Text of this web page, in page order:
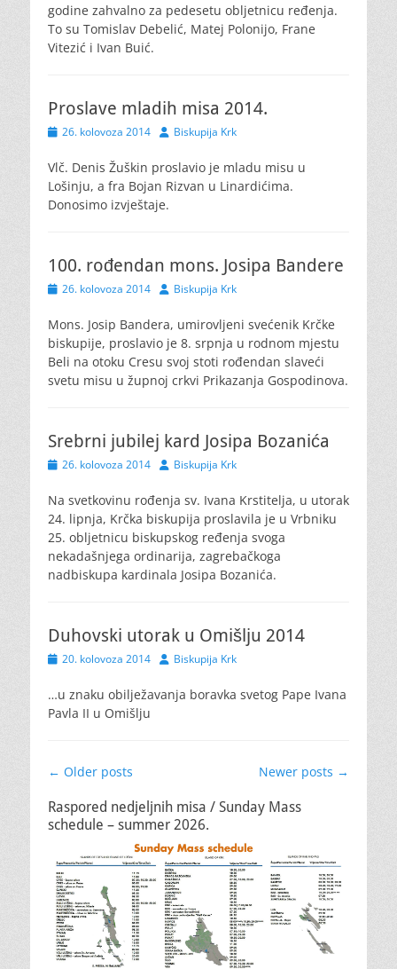
godine zahvalno za pedesetu obljetnicu ređenja.
To su Tomislav Debelić, Matej Polonijo, Frane
Vitezić i Ivan Buić.
Proslave mladih misa 2014.
Posted26. kolovoza 2014 AuthorBiskupija Krk
Vlč. Denis Žuškin proslavio je mladu misu u
Lošinju, a fra Bojan Rizvan u Linardićima.
Donosimo izvještaje.
100. rođendan mons. Josipa Bandere
Posted26. kolovoza 2014 AuthorBiskupija Krk
Mons. Josip Bandera, umirovljeni svećenik Krčke
biskupije, proslavio je 8. srpnja u rodnom mjestu
Beli na otoku Cresu svoj stoti rođendan slaveći
svetu misu u župnoj crkvi Prikazanja Gospodinova.
Srebrni jubilej kard Josipa Bozanića
Posted26. kolovoza 2014 AuthorBiskupija Krk
Na svetkovinu rođenja sv. Ivana Krstitelja, u utorak
24. lipnja, Krčka biskupija proslavila je u Vrbniku
25. obljetnicu biskupskog ređenja svoga
nekadašnjega ordinarija, zagrebačkoga
nadbiskupa kardinala Josipa Bozanića.
Duhovski utorak u Omišlju 2014
Posted20. kolovoza 2014 AuthorBiskupija Krk
…u znaku obilježavanja boravka svetog Pape Ivana
Pavla II u Omišlju
Post
← Older posts Newer posts →
Raspored nedjeljnih misa / Sunday Mass
schedule – summer 2026.